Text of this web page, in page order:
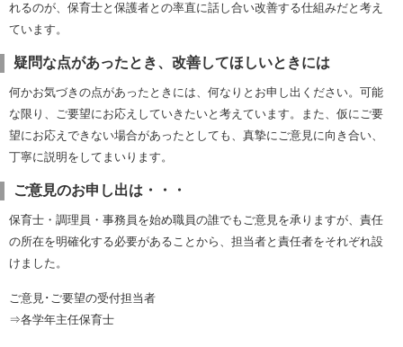
れるのが、保育士と保護者との率直に話し合い改善する仕組みだと考え
ています。
疑問な点があったとき、改善してほしいときには
何かお気づきの点があったときには、何なりとお申し出ください。可能
な限り、ご要望にお応えしていきたいと考えています。また、仮にご要
望にお応えできない場合があったとしても、真摯にご意見に向き合い、
丁寧に説明をしてまいります。
ご意見のお申し出は・・・
保育士・調理員・事務員を始め職員の誰でもご意見を承りますが、責任
の所在を明確化する必要があることから、担当者と責任者をそれぞれ設
けました。
ご意見･ご要望の受付担当者
⇒各学年主任保育士